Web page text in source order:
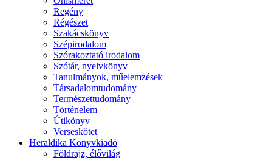
Regény
Régészet
Szakácskönyv
Szépirodalom
Szórakoztató irodalom
Szótár, nyelvkönyv
Tanulmányok, műelemzések
Társadalomtudomány
Természettudomány
Történelem
Útikönyv
Verseskötet
Heraldika Könyvkiadó
Földrajz, élővilág